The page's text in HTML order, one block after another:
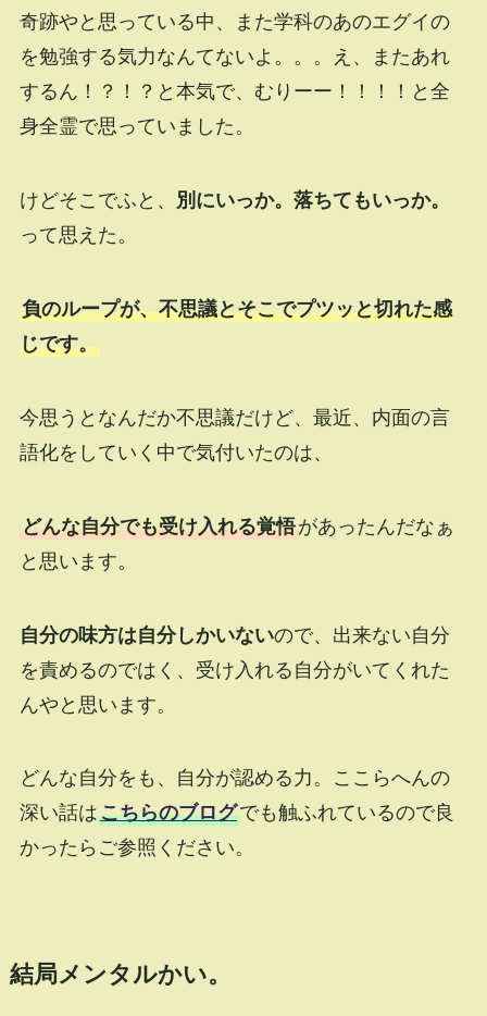
奇跡やと思っている中、また学科のあのエグイの
を勉強する気力なんてないよ。。。え、またあれ
するん！？！？と本気で、むりーー！！！！と全
身全霊で思っていました。
けどそこでふと、
別にいっか。落ちてもいっか。
って思えた。
負のループが、不思議とそこでプツッと切れた感
じです。
今思うとなんだか不思議だけど、最近、内面の言
語化をしていく中で気付いたのは、
どんな自分でも受け入れる覚悟があったんだなぁ
と思います。
自分の味方は自分しかいないので、出来ない自分
を責めるのではく、受け入れる自分がいてくれた
んやと思います。
どんな自分をも、自分が認める力。ここらへんの
深い話はこちらのブログでも触ふれているので良
かったらご参照ください。
結局メンタルかい。